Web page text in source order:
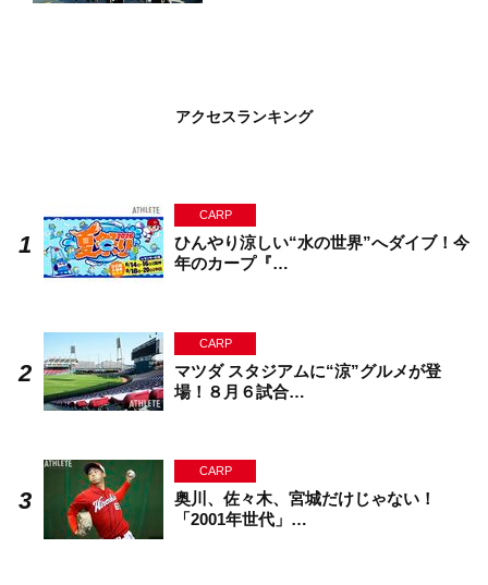
アクセスランキング
CARP
ひんやり涼しい“水の世界”へダイブ！今
年のカープ『…
CARP
マツダ スタジアムに“涼”グルメが登
場！８月６試合…
CARP
奥川、佐々木、宮城だけじゃない！
「2001年世代」…